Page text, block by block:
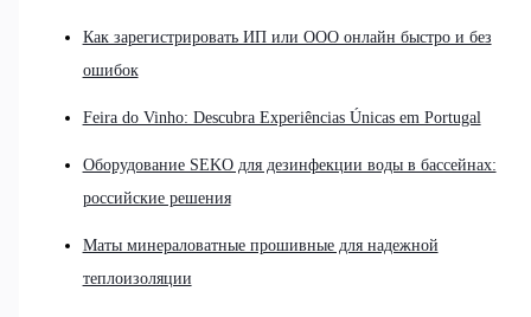
Как зарегистрировать ИП или ООО онлайн быстро и без
ошибок
Feira do Vinho: Descubra Experiências Únicas em Portugal
Оборудование SEKO для дезинфекции воды в бассейнах:
российские решения
Маты минераловатные прошивные для надежной
теплоизоляции